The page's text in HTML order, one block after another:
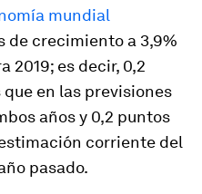
mundial
de crecimiento a 3,9%
2019; es decir, 0,2
en las previsiones
años y 0,2 puntos
corriente del
pasado.